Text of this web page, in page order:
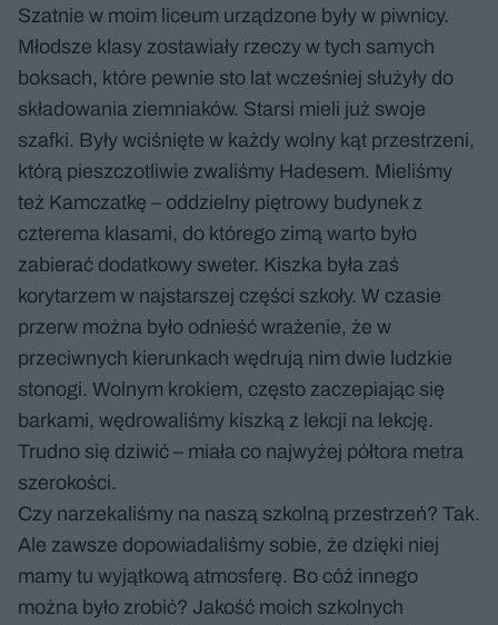
Szatnie w moim liceum urządzone były w piwnicy.
Młodsze klasy zostawiały rzeczy w tych samych
boksach, które pewnie sto lat wcześniej służyły do
składowania ziemniaków. Starsi mieli już swoje
szafki. Były wciśnięte w każdy wolny kąt przestrzeni,
którą pieszczotliwie zwaliśmy Hadesem. Mieliśmy
też Kamczatkę – oddzielny piętrowy budynek z
czterema klasami, do którego zimą warto było
zabierać dodatkowy sweter. Kiszka była zaś
korytarzem w najstarszej części szkoły. W czasie
przerw można było odnieść wrażenie, że w
przeciwnych kierunkach wędrują nim dwie ludzkie
stonogi. Wolnym krokiem, często zaczepiając się
barkami, wędrowaliśmy kiszką z lekcji na lekcję.
Trudno się dziwić – miała co najwyżej półtora metra
szerokości.
Czy narzekaliśmy na naszą szkolną przestrzeń? Tak.
Ale zawsze dopowiadaliśmy sobie, że dzięki niej
mamy tu wyjątkową atmosferę. Bo cóż innego
można było zrobić? Jakość moich szkolnych